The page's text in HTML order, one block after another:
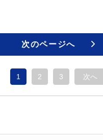
次のページへ
1 2 3 次へ